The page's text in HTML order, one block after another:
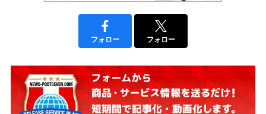
フォロー フォロー